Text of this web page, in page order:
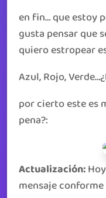
en fin… que estoy
gusta pensar que
quiero estropear
Azul, Rojo,
por cierto este es
pena?:
Actualización:
mensaje